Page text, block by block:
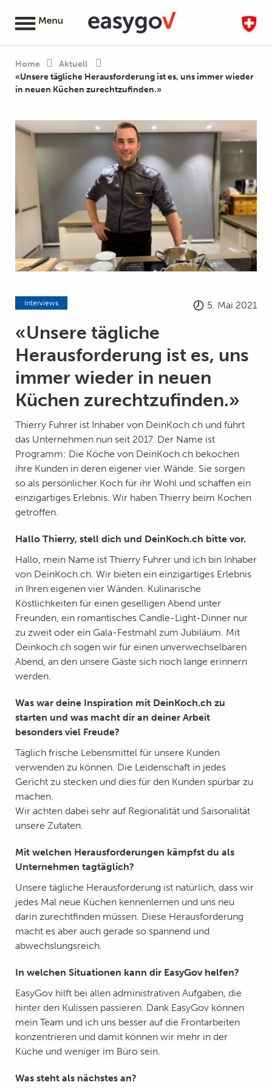
Home
Aktuell
«Unsere tägliche Herausforderung ist es, uns immer wieder
in neuen Küchen zurechtzufinden.»
Interviews 5. Mai 2021
«Unsere tägliche
Herausforderung ist es, uns
immer wieder in neuen
Küchen zurechtzufinden.»
Thierry Fuhrer ist Inhaber von DeinKoch.ch und führt
das Unternehmen nun seit 2017. Der Name ist
Programm: Die Köche von DeinKoch.ch bekochen
ihre Kunden in deren eigener vier Wände. Sie sorgen
so als persönlicher Koch für ihr Wohl und schaffen ein
einzigartiges Erlebnis. Wir haben Thierry beim Kochen
getroffen.
Hallo Thierry, stell dich und DeinKoch.ch bitte vor.
Hallo, mein Name ist Thierry Fuhrer und ich bin Inhaber
von DeinKoch.ch. Wir bieten ein einzigartiges Erlebnis
in Ihren eigenen vier Wänden. Kulinarische
Köstlichkeiten für einen geselligen Abend unter
Freunden, ein romantisches Candle-Light-Dinner nur
zu zweit oder ein Gala-Festmahl zum Jubiläum. Mit
Deinkoch.ch sogen wir für einen unverwechselbaren
Abend, an den unsere Gäste sich noch lange erinnern
werden.
Was war deine Inspiration mit DeinKoch.ch zu
starten und was macht dir an deiner Arbeit
besonders viel Freude?
Täglich frische Lebensmittel für unsere Kunden
verwenden zu können. Die Leidenschaft in jedes
Gericht zu stecken und dies für den Kunden spürbar zu
machen.
Wir achten dabei sehr auf Regionalität und Saisonalität
unsere Zutaten.
Mit welchen Herausforderungen kämpfst du als
Unternehmen tagtäglich?
Unsere tägliche Herausforderung ist natürlich, dass wir
jedes Mal neue Küchen kennenlernen und uns neu
darin zurechtfinden müssen. Diese Herausforderung
macht es aber auch gerade so spannend und
abwechslungsreich.
In welchen Situationen kann dir EasyGov helfen?
EasyGov hilft bei allen administrativen Aufgaben, die
hinter den Kulissen passieren. Dank EasyGov können
mein Team und ich uns besser auf die Frontarbeiten
konzentrieren und damit können wir mehr in der
Küche und weniger im Büro sein.
Was steht als nächstes an?